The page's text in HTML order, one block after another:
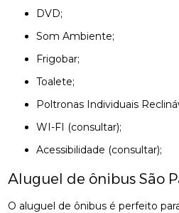
DVD;
Som Ambiente;
Frigobar;
Toalete;
Poltronas Individuais
WI-FI (consultar);
Acessibilidade (consultar);
Aluguel de ônibus São
O aluguel de ônibus é perfeito